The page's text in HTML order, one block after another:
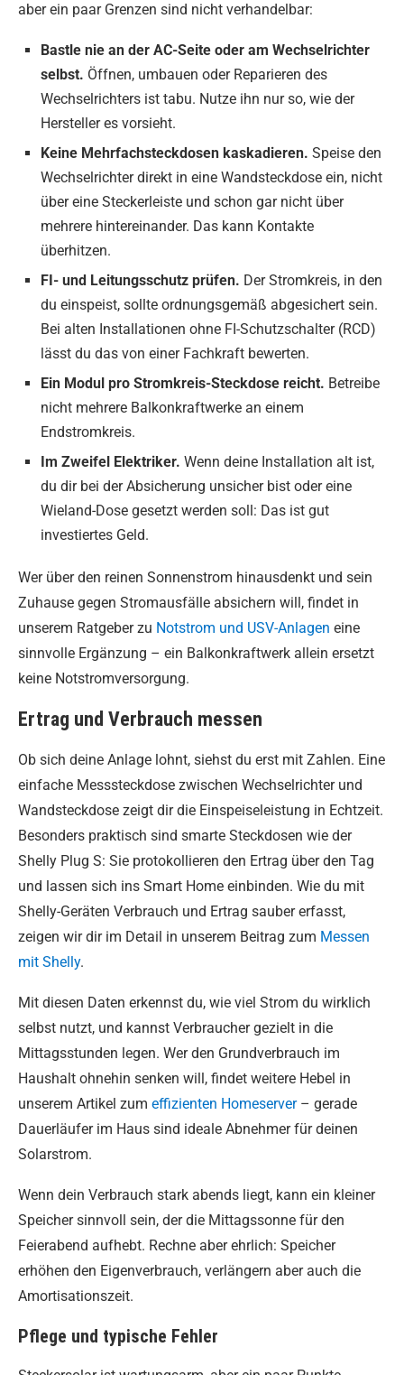
aber ein paar Grenzen sind nicht verhandelbar:
Bastle nie an der AC-Seite oder am Wechselrichter
selbst. Öffnen, umbauen oder Reparieren des
Wechselrichters ist tabu. Nutze ihn nur so, wie der
Hersteller es vorsieht.
Keine Mehrfachsteckdosen kaskadieren. Speise den
Wechselrichter direkt in eine Wandsteckdose ein, nicht
über eine Steckerleiste und schon gar nicht über
mehrere hintereinander. Das kann Kontakte
überhitzen.
FI- und Leitungsschutz prüfen. Der Stromkreis, in den
du einspeist, sollte ordnungsgemäß abgesichert sein.
Bei alten Installationen ohne FI-Schutzschalter (RCD)
lässt du das von einer Fachkraft bewerten.
Ein Modul pro Stromkreis-Steckdose reicht. Betreibe
nicht mehrere Balkonkraftwerke an einem
Endstromkreis.
Im Zweifel Elektriker. Wenn deine Installation alt ist,
du dir bei der Absicherung unsicher bist oder eine
Wieland-Dose gesetzt werden soll: Das ist gut
investiertes Geld.
Wer über den reinen Sonnenstrom hinausdenkt und sein
Zuhause gegen Stromausfälle absichern will, findet in
unserem Ratgeber zu Notstrom und USV-Anlagen eine
sinnvolle Ergänzung – ein Balkonkraftwerk allein ersetzt
keine Notstromversorgung.
Ertrag und Verbrauch messen
Ob sich deine Anlage lohnt, siehst du erst mit Zahlen. Eine
einfache Messsteckdose zwischen Wechselrichter und
Wandsteckdose zeigt dir die Einspeiseleistung in Echtzeit.
Besonders praktisch sind smarte Steckdosen wie der
Shelly Plug S: Sie protokollieren den Ertrag über den Tag
und lassen sich ins Smart Home einbinden. Wie du mit
Shelly-Geräten Verbrauch und Ertrag sauber erfasst,
zeigen wir dir im Detail in unserem Beitrag zum Messen
mit Shelly.
Mit diesen Daten erkennst du, wie viel Strom du wirklich
selbst nutzt, und kannst Verbraucher gezielt in die
Mittagsstunden legen. Wer den Grundverbrauch im
Haushalt ohnehin senken will, findet weitere Hebel in
unserem Artikel zum effizienten Homeserver– gerade
Dauerläufer im Haus sind ideale Abnehmer für deinen
Solarstrom.
Wenn dein Verbrauch stark abends liegt, kann ein kleiner
Speicher sinnvoll sein, der die Mittagssonne für den
Feierabend aufhebt. Rechne aber ehrlich: Speicher
erhöhen den Eigenverbrauch, verlängern aber auch die
Amortisationszeit.
Pflege und typische Fehler